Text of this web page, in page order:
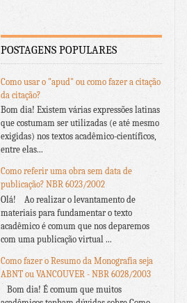
POSTAGENS POPULARES
Como usar o "apud" ou como fazer a citação
da citação?
Bom dia! Existem várias expressões latinas
que costumam ser utilizadas (e até mesmo
exigidas) nos textos acadêmico-científicos,
entre elas...
Como referir uma obra sem data de
publicação? NBR 6023/2002
Olá! Ao realizar o levantamento de
materiais para fundamentar o texto
acadêmico é comum que nos deparemos
com uma publicação virtual ...
Como fazer o Resumo da Monografia seja
ABNT ou VANCOUVER - NBR 6028/2003
Bom dia! É comum que muitos